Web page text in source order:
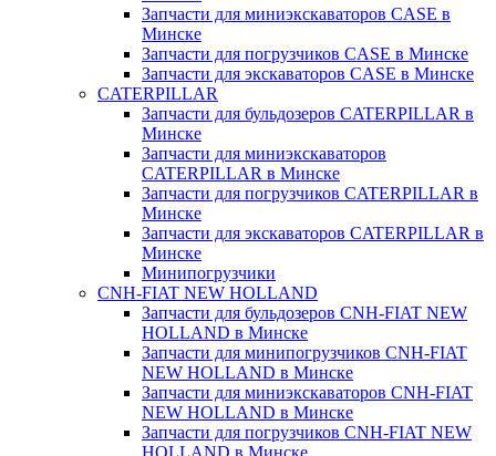
Запчасти для миниэкскаваторов CASE в
Минске
Запчасти для погрузчиков CASE в Минске
Запчасти для экскаваторов CASE в Минске
CATERPILLAR
Запчасти для бульдозеров CATERPILLAR в
Минске
Запчасти для миниэкскаваторов
CATERPILLAR в Минске
Запчасти для погрузчиков CATERPILLAR в
Минске
Запчасти для экскаваторов CATERPILLAR в
Минскe
Минипогрузчики
CNH-FIAT NEW HOLLAND
Запчасти для бульдозеров CNH-FIAT NEW
HOLLAND в Минске
Запчасти для минипогрузчиков CNH-FIAT
NEW HOLLAND в Минске
Запчасти для миниэкскаваторов CNH-FIAT
NEW HOLLAND в Минске
Запчасти для погрузчиков CNH-FIAT NEW
HOLLAND в Минске